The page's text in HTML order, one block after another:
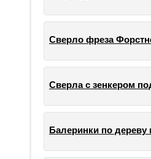
Сверло фреза
Сверла с зенкером
Балеринки по